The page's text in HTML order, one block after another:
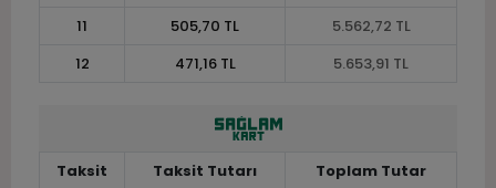
11
505,70 TL
5.562,72 TL
12
471,16 TL 5.653,91 TL
Taksit Taksit Tutarı
Toplam Tutar